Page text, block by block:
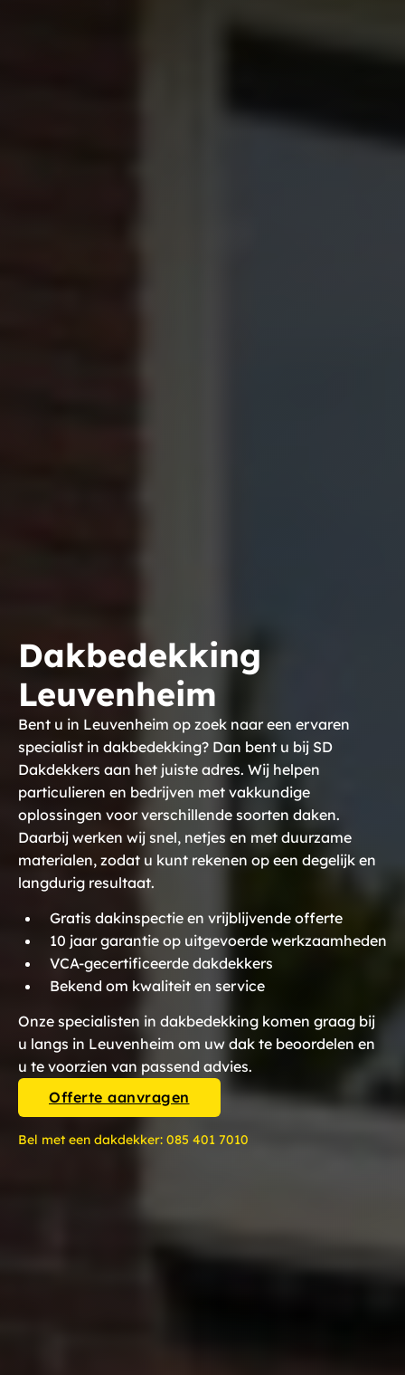
Dakbedekking
Leuvenheim
Bent u in Leuvenheim op zoek naar een ervaren
specialist in dakbedekking? Dan bent u bij SD
Dakdekkers aan het juiste adres. Wij helpen
particulieren en bedrijven met vakkundige
oplossingen voor verschillende soorten daken.
Daarbij werken wij snel, netjes en met duurzame
materialen, zodat u kunt rekenen op een degelijk en
langdurig resultaat.
Gratis dakinspectie en vrijblijvende offerte
10 jaar garantie op uitgevoerde werkzaamheden
VCA-gecertificeerde dakdekkers
Bekend om kwaliteit en service
Onze specialisten in dakbedekking komen graag bij
u langs in Leuvenheim om uw dak te beoordelen en
u te voorzien van passend advies.
Offerte aanvragen
Bel met een dakdekker: 085 401 7010